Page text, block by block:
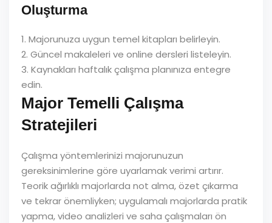
Oluşturma
1. Majorunuza uygun temel kitapları belirleyin.
2. Güncel makaleleri ve online dersleri listeleyin.
3. Kaynakları haftalık çalışma planınıza entegre
edin.
Major Temelli Çalışma
Stratejileri
Çalışma yöntemlerinizi majorunuzun
gereksinimlerine göre uyarlamak verimi artırır.
Teorik ağırlıklı majorlarda not alma, özet çıkarma
ve tekrar önemliyken; uygulamalı majorlarda pratik
yapma, video analizleri ve saha çalışmaları ön